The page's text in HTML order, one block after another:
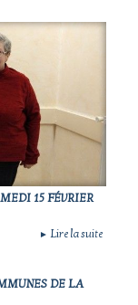
15 FÉVRIER
► Lire la suite
DE LA